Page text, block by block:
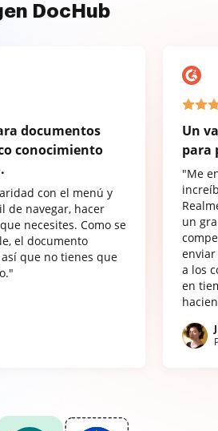
DocHub
documentos
conocimiento
con el menú y
de navegar, hacer
necesites. Como se
el documento
que no tienes que
Un
para
"Me
un
a los
en